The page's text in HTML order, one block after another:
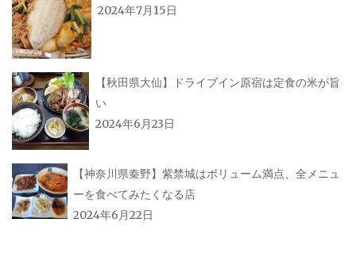
2024年7月15日
【秋田県大仙】ドライブイン原宿は定食の米が旨
い
2024年6月23日
【神奈川県秦野】紫禁城はボリューム満点、全メニュ
ーを食べてみたくなる店
2024年6月22日